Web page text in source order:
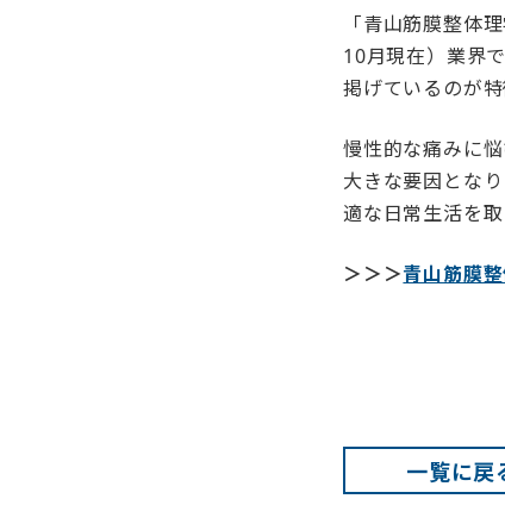
「青山筋膜整体
10月現在）業界
掲げているのが特
慢性的な痛みに
大きな要因とな
適な日常生活を
＞＞＞青山筋膜
一覧に戻